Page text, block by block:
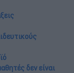
δεν είναι